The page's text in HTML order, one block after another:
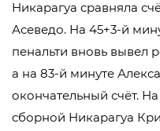
Никарагуа сравняла
Асеведо. На 45+3-й
пенальти вновь вывел
а на 83-й минуте
окончательный счёт.
сборной Никарагуа